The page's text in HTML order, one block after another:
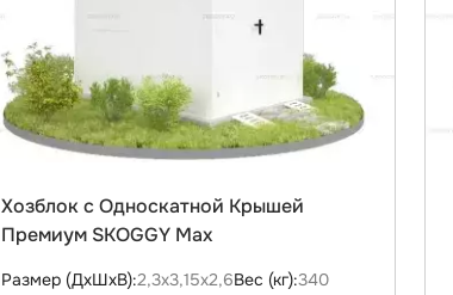
Хозблок с Односкатной Крышей
Премиум SKOGGY Max
Размер (ДxШxВ):2,3х3,15х2,6Вес (кг):340